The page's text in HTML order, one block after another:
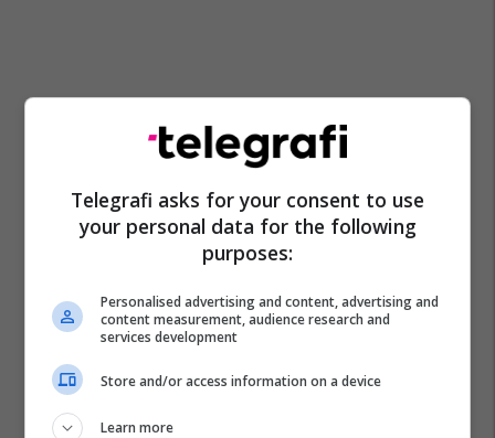
Telegrafi asks for your consent to use
your personal data for the following
purposes:
Personalised advertising and content, advertising and
content measurement, audience research and
services development
Store and/or access information on a device
Learn more